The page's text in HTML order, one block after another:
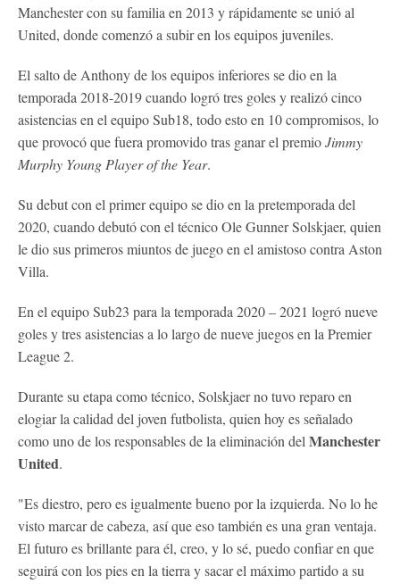
Manchester con su familia en 2013 y rápidamente se unió al
United, donde comenzó a subir en los equipos juveniles.
El salto de Anthony de los equipos inferiores se dio en la
temporada 2018-2019 cuando logró tres goles y realizó cinco
asistencias en el equipo Sub18, todo esto en 10 compromisos, lo
que provocó que fuera promovido tras ganar el premioJimmy
Murphy Young Player of the Year.
Su debut con el primer equipo se dio en la pretemporada del
2020, cuando debutó con el técnico Ole Gunner Solskjaer, quien
le dio sus primeros miuntos de juego en el amistoso contra Aston
Villa.
En el equipo Sub23 para la temporada 2020 – 2021 logró nueve
goles y tres asistencias a lo largo de nueve juegos en la Premier
League 2.
Durante su etapa como técnico, Solskjaer no tuvo reparo en
elogiar la calidad del joven futbolista, quien hoy es señalado
como uno de los responsables de la eliminación del Manchester
United.
"Es diestro, pero es igualmente bueno por la izquierda. No lo he
visto marcar de cabeza, así que eso también es una gran ventaja.
El futuro es brillante para él, creo, y lo sé, puedo confiar en que
seguirá con los pies en la tierra y sacar el máximo partido a su